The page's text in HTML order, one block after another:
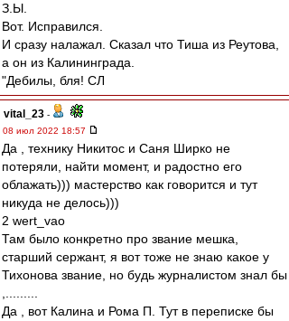
З.Ы.
Вот. Исправился.
И сразу налажал. Сказал что Тиша из Реутова,
а он из Калининграда.
"Дебилы, бля! СЛ
vital_23 -
08 июл 2022 18:57
Да , технику Никитос и Саня Ширко не
потеряли, найти момент, и радостно его
облажать))) мастерство как говорится и тут
никуда не делось)))
2 wert_vao
Там было конкретно про звание мешка,
старший сержант, я вот тоже не знаю какое у
Тихонова звание, но будь журналистом знал бы
Да , вот Калина и Рома П. Тут в переписке бы